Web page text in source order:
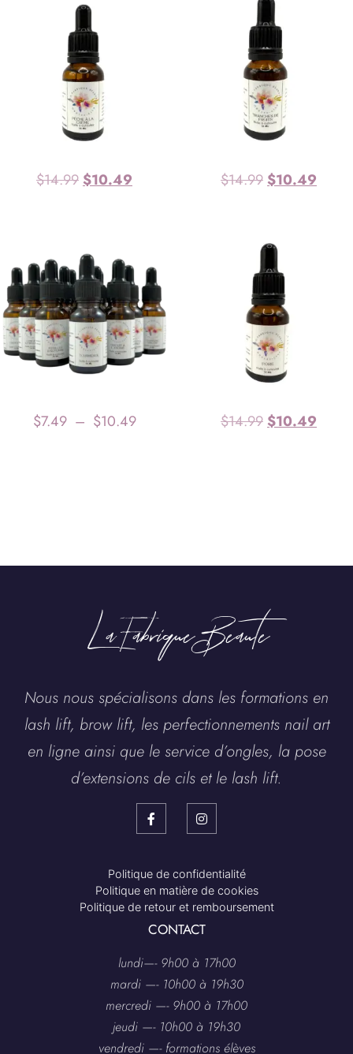
invitante, vous enveloppant d’une douceur veloutée à la fois
apaisante et indulgente. Infusé de fève tonka, le mélange
développe une qualité succulente et aromatique, ajoutant de la
profondeur et de la complexité à la base vanillée. La touche
subtile de cannelle apporte une touche épicée, rehaussant la
chaleur globale du parfum. Pour ajouter une touche délicieuse,
des notes de sucre beurré émergent, créant une sensation
somptueuse et irrésistiblement sucrée.
$14.99 $10.49 $14.99 $10.49
$7.49 – $10.49 $14.99 $10.49
La Fabrique Beaute
Nous nous spécialisons dans les formations en
lash lift, brow lift, les perfectionnements nail art
en ligne ainsi que le service d’ongles, la pose
d’extensions de cils et le lash lift.
Politique de confidentialité
Politique en matière de cookies
Politique de retour et remboursement
CONTACT
lundi—- 9h00 à 17h00
mardi —- 10h00 à 19h30
mercredi —- 9h00 à 17h00
jeudi —- 10h00 à 19h30
vendredi —- formations élèves